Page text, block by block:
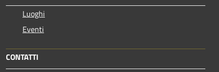
Luoghi
Eventi
CONTATTI